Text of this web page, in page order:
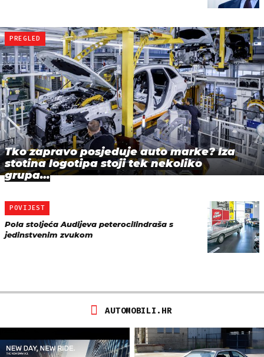
PREGLED
Tko zapravo posjeduje auto marke? Iza
stotina logotipa stoji tek nekoliko
grupa…
POVIJEST
Pola stoljeća Audijeva peterocilindraša s
jedinstvenim zvukom